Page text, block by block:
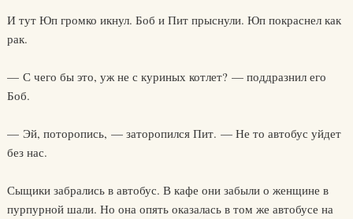
И тут Юп громко икнул. Боб и Пит прыснули. Юп покраснел как
рак.
— С чего бы это, уж не с куриных котлет? — поддразнил его
Боб.
— Эй, поторопись, — заторопился Пит. — Не то автобус уйдет
без нас.
Сыщики забрались в автобус. В кафе они забыли о женщине в
пурпурной шали. Но она опять оказалась в том же автобусе на